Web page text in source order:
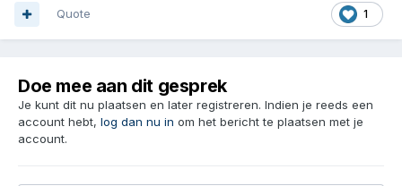
1
Quote
Doe mee aan dit gesprek
Je kunt dit nu plaatsen en later registreren. Indien je reeds een
account hebt, log dan nu in om het bericht te plaatsen met je
account.